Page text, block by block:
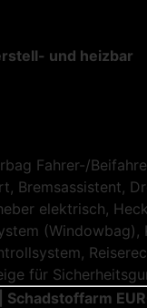
und heizbar
Fahrer-/
Bremsassistent,
elektrisch,
(Windowbag),
für